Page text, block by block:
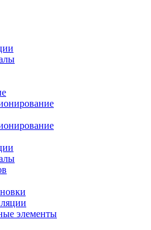
элементы